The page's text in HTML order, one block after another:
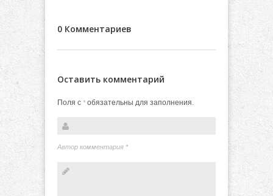
0 Комментариев
Оставить комментарий
Поля с *обязательны для заполнения.
Автор комментария *